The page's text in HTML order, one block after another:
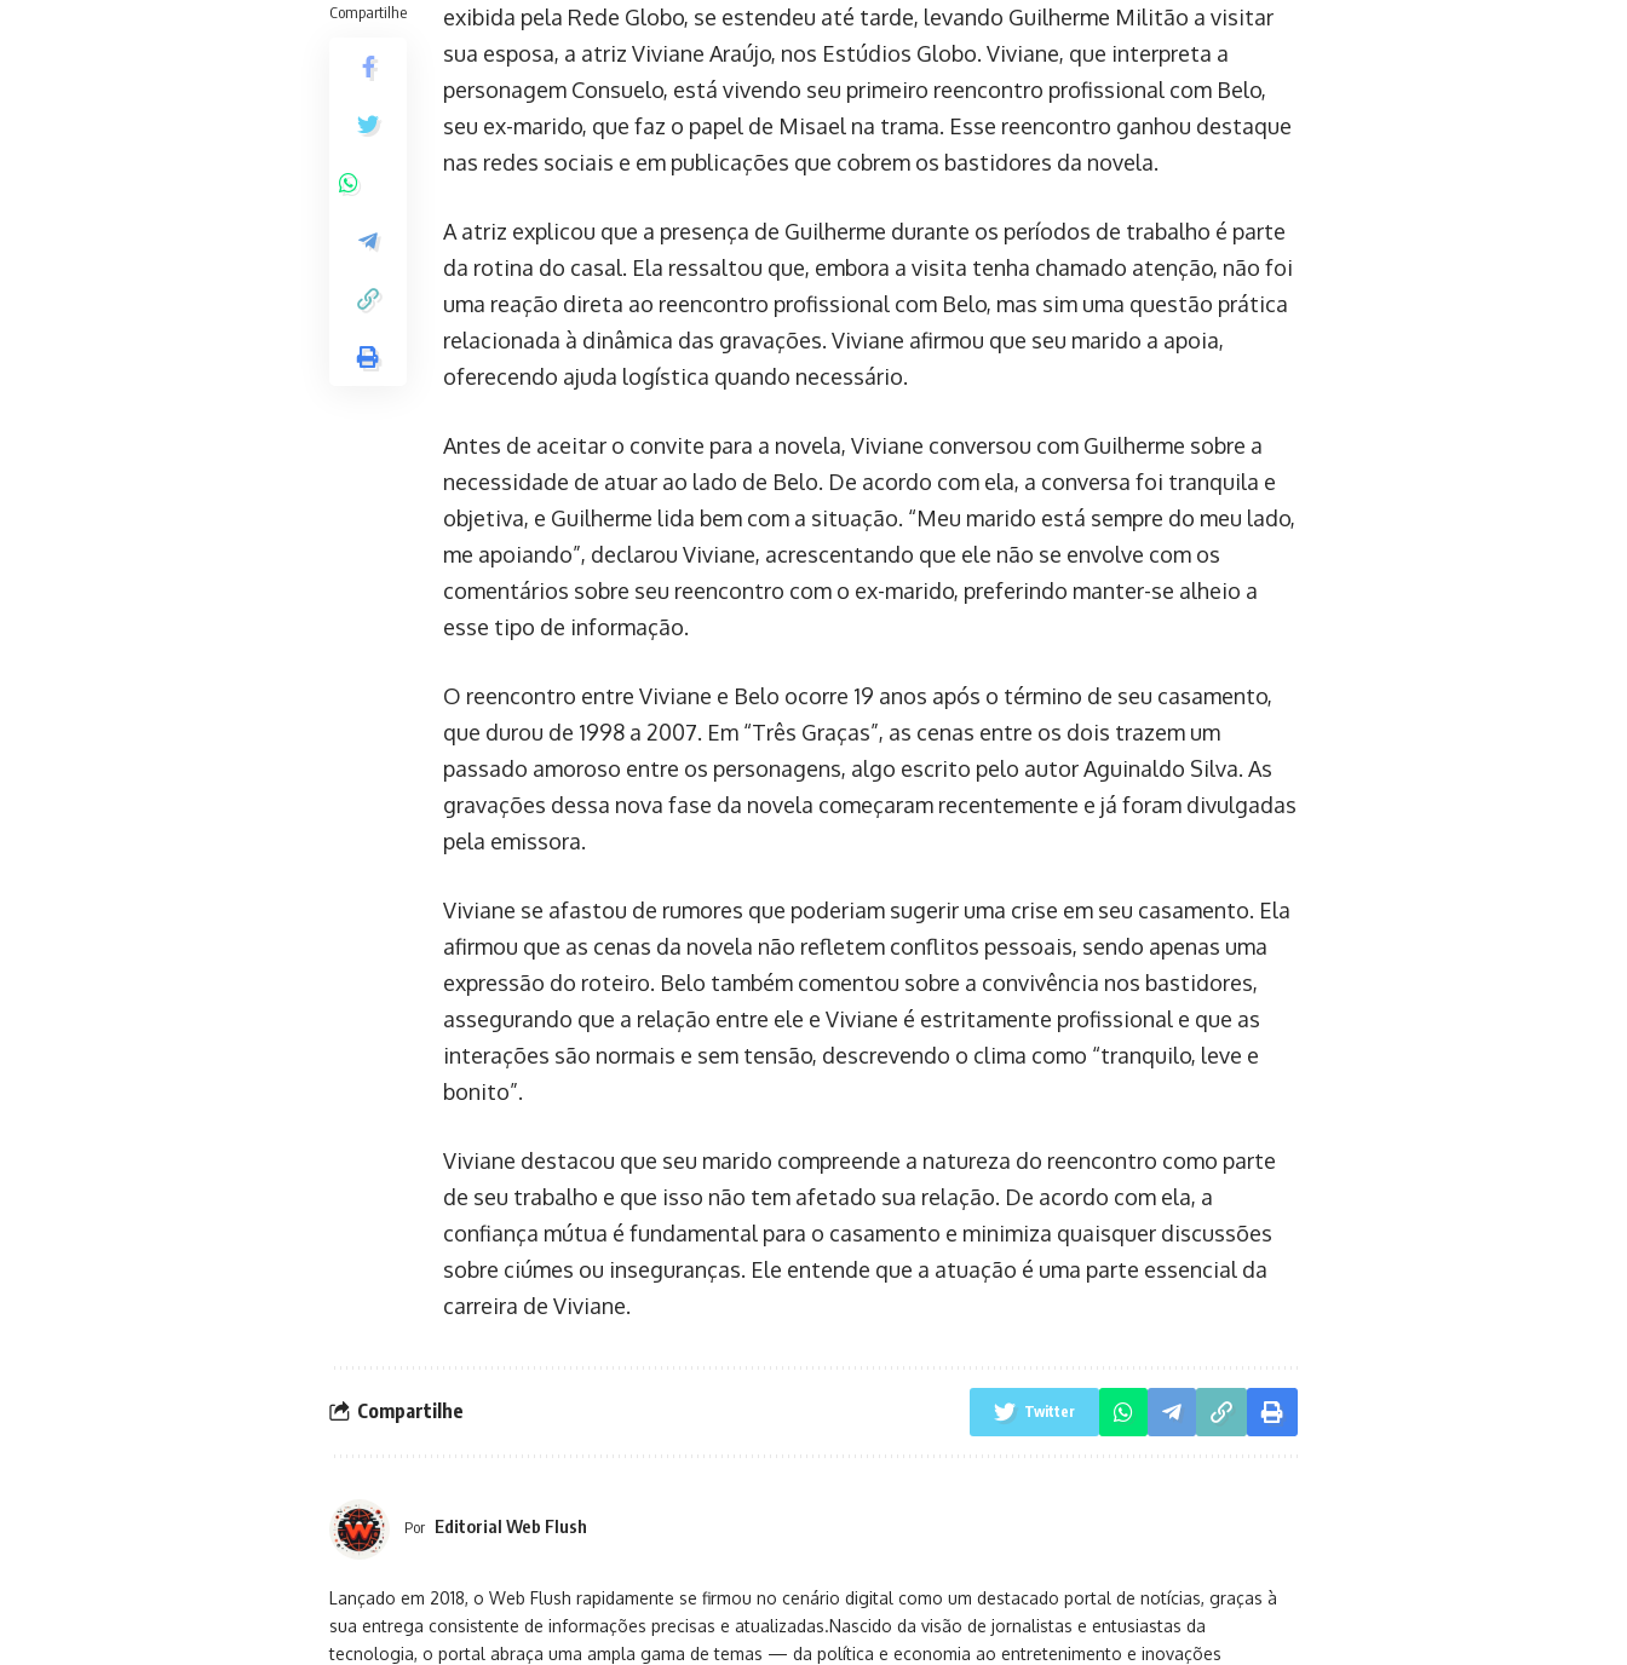
Compartilhe
exibida pela Rede Globo, se estendeu até tarde, levando Guilherme Militão a visitar
sua esposa, a atriz Viviane Araújo, nos Estúdios Globo. Viviane, que interpreta a
personagem Consuelo, está vivendo seu primeiro reencontro profissional com Belo,
seu ex-marido, que faz o papel de Misael na trama. Esse reencontro ganhou destaque
nas redes sociais e em publicações que cobrem os bastidores da novela.
A atriz explicou que a presença de Guilherme durante os períodos de trabalho é parte
da rotina do casal. Ela ressaltou que, embora a visita tenha chamado atenção, não foi
uma reação direta ao reencontro profissional com Belo, mas sim uma questão prática
relacionada à dinâmica das gravações. Viviane afirmou que seu marido a apoia,
oferecendo ajuda logística quando necessário.
Antes de aceitar o convite para a novela, Viviane conversou com Guilherme sobre a
necessidade de atuar ao lado de Belo. De acordo com ela, a conversa foi tranquila e
objetiva, e Guilherme lida bem com a situação. “Meu marido está sempre do meu lado,
me apoiando”, declarou Viviane, acrescentando que ele não se envolve com os
comentários sobre seu reencontro com o ex-marido, preferindo manter-se alheio a
esse tipo de informação.
O reencontro entre Viviane e Belo ocorre 19 anos após o término de seu casamento,
que durou de 1998 a 2007. Em “Três Graças”, as cenas entre os dois trazem um
passado amoroso entre os personagens, algo escrito pelo autor Aguinaldo Silva. As
gravações dessa nova fase da novela começaram recentemente e já foram divulgadas
pela emissora.
Viviane se afastou de rumores que poderiam sugerir uma crise em seu casamento. Ela
afirmou que as cenas da novela não refletem conflitos pessoais, sendo apenas uma
expressão do roteiro. Belo também comentou sobre a convivência nos bastidores,
assegurando que a relação entre ele e Viviane é estritamente profissional e que as
interações são normais e sem tensão, descrevendo o clima como “tranquilo, leve e
bonito”.
Viviane destacou que seu marido compreende a natureza do reencontro como parte
de seu trabalho e que isso não tem afetado sua relação. De acordo com ela, a
confiança mútua é fundamental para o casamento e minimiza quaisquer discussões
sobre ciúmes ou inseguranças. Ele entende que a atuação é uma parte essencial da
carreira de Viviane.
Compartilhe Twitter
Por Editorial Web Flush
Lançado em 2018, o Web Flush rapidamente se firmou no cenário digital como um destacado portal de notícias, graças à
sua entrega consistente de informações precisas e atualizadas.Nascido da visão de jornalistas e entusiastas da
tecnologia, o portal abraça uma ampla gama de temas — da política e economia ao entretenimento e inovações